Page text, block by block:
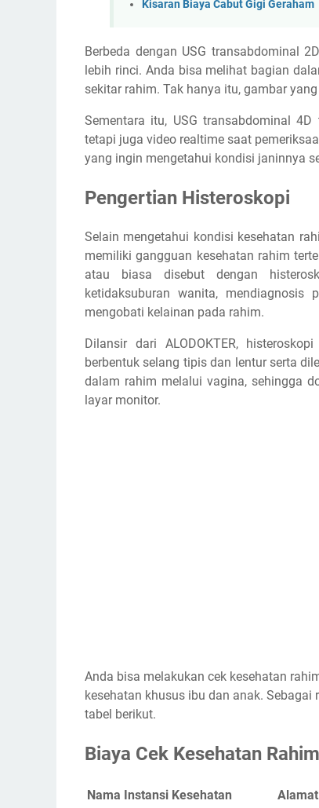
Kisaran Biaya Cabut Gigi Geraham
Berbeda dengan USG transabdominal
lebih rinci. Anda bisa melihat bagian
sekitar rahim. Tak hanya itu, gambar
Sementara itu, USG transabdominal
tetapi juga video realtime saat
yang ingin mengetahui kondisi janinnya
Pengertian Histeroskopi
Selain mengetahui kondisi kesehatan
memiliki gangguan kesehatan rahim
atau biasa disebut dengan
ketidaksuburan wanita,
mengobati kelainan pada rahim.
Dilansir dari ALODOKTER,
berbentuk selang tipis dan lentur serta
dalam rahim melalui vagina, sehingga
layar monitor.
Anda bisa melakukan cek kesehatan
kesehatan khusus ibu dan anak.
tabel berikut.
Biaya Cek Kesehatan Rahim
Nama Instansi Kesehatan Alamat